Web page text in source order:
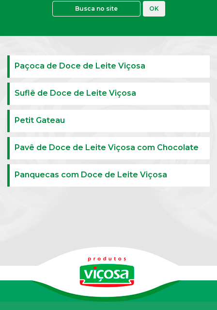
OK
Paçoca de Doce de Leite Viçosa
Suflê de Doce de Leite Viçosa
Petit Gateau
Pavê de Doce de Leite Viçosa com Chocolate
Panquecas com Doce de Leite Viçosa